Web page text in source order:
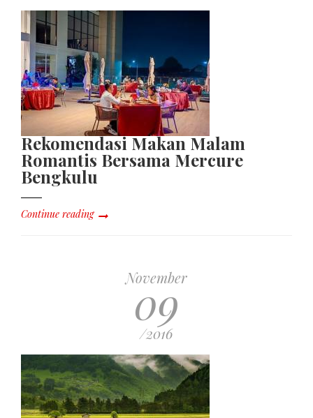
Rekomendasi Makan Malam
Romantis Bersama Mercure
Bengkulu
Continue reading
November
09
/2016